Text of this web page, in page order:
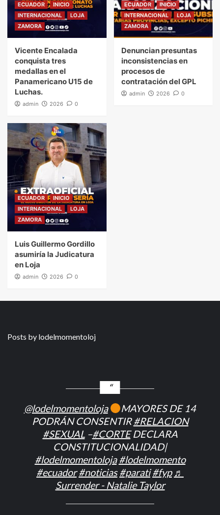
ECUADOR
INICIO
INTERNACIONAL
LOJA
ZAMORA
Vicente Encalada
conquista tres
medallas en el
Panamericano U15 de
Luchas.
admin 2026 0
ECUADOR
INICIO
INTERNACIONAL
LOJA
ZAMORA
Denuncian presuntas
inconsistencias en
procesos de
contratación del GPL
admin 2026 0
ECUADOR
INICIO
INTERNACIONAL
LOJA
ZAMORA
Luis Guillermo Gordillo
asumiría la Judicatura
en Loja
admin 2026 0
Posts by lodelmomentoloj
@lodelmomentoloja
MAYORES DE 14
PODRÁN CONSENTIR#RELACION
#SEXUAL –#CORTEDECLARA
CONSTITUCIONALIDAD|
#lodelmomentoloja #lodelmomento
#ecuador #noticias #parati #fyp ♬
Surrender - Natalie Taylor